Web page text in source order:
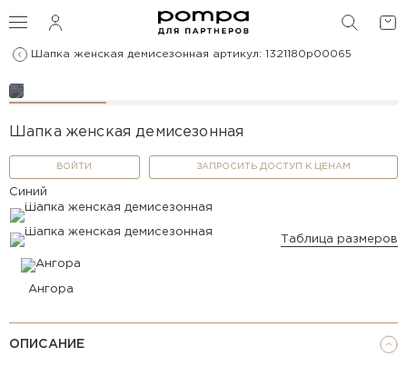
Шапка женская демисезонная артикул: 1321180p00065
Шапка женская демисезонная
ВОЙТИ ЗАПРОСИТЬ ДОСТУП К ЦЕНАМ
Синий
Таблица размеров
Ангора
ОПИСАНИЕ